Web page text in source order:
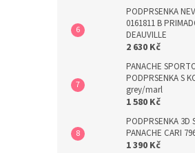
PODPRSENKA
0161811 B
DEAUVILLE
2 630 Kč
PANACHE
PODPRSENKA S
grey/marl
1 580 Kč
PODPRSENKA 3D
PANACHE CARI
1 390 Kč